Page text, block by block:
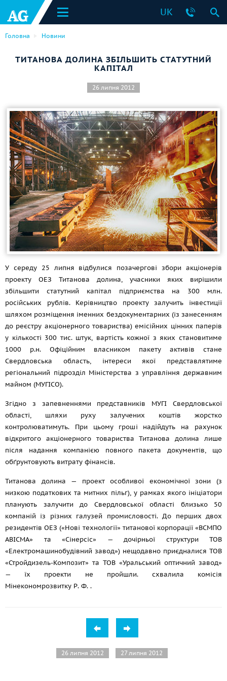
UK
Головна Новини
ТИТАНОВА ДОЛИНА ЗБІЛЬШИТЬ СТАТУТНИЙ
КАПІТАЛ
26 липня 2012
У середу 25 липня відбулися позачергові збори акціонерів
проекту ОЕЗ Титанова долина, учасники яких вирішили
збільшити статутний капітал підприємства на 300 млн.
російських рублів. Керівництво проекту залучить інвестиції
шляхом розміщення іменних бездокументарних (із занесенням
до реєстру акціонерного товариства) емісійних цінних паперів
у кількості 300 тис. штук, вартість кожної з яких становитиме
1000 р.н. Офіційним власником пакету активів стане
Свердловська область, інтереси якої представлятиме
регіональний підрозділ Міністерства з управління державним
майном (МУГІСО).
Згідно з запевненнями представників МУГІ Свердловської
області, шляхи руху залучених коштів жорстко
контролюватимуть. При цьому гроші надійдуть на рахунок
відкритого акціонерного товариства Титанова долина лише
після надання компанією повного пакета документів, що
обґрунтовують витрату фінансів.
Титанова долина — проект особливої економічної зони (з
низкою податкових та митних пільг), у рамках якого ініціатори
планують залучити до Свердловської області близько 50
компаній із різних галузей промисловості. До перших двох
резидентів ОЕЗ («Нові технології» титанової корпорації «ВСМПО
АВІСМА» та «Сінерсіс» — дочірньої структури ТОВ
«Електромашинобудівний завод») нещодавно приєдналися ТОВ
«Стройдизель-Композит» та ТОВ «Уральський оптичний завод»
— їх проекти не пройшли. схвалила комісія
Мінекономрозвитку Р. Ф. .
26 липня 2012 27 липня 2012